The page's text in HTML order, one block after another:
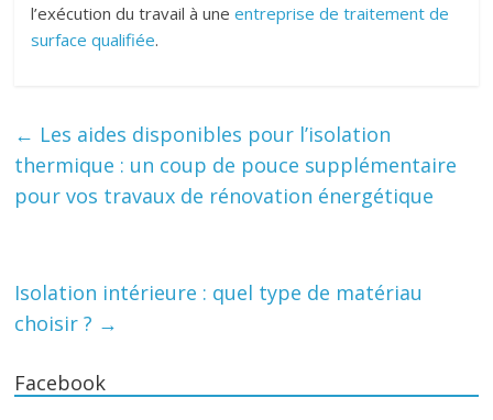
l’exécution du travail à uneentreprise de traitement de
surface qualifiée.
← Les aides disponibles pour l’isolation
thermique : un coup de pouce supplémentaire
pour vos travaux de rénovation énergétique
Isolation intérieure : quel type de matériau
choisir ? →
Facebook